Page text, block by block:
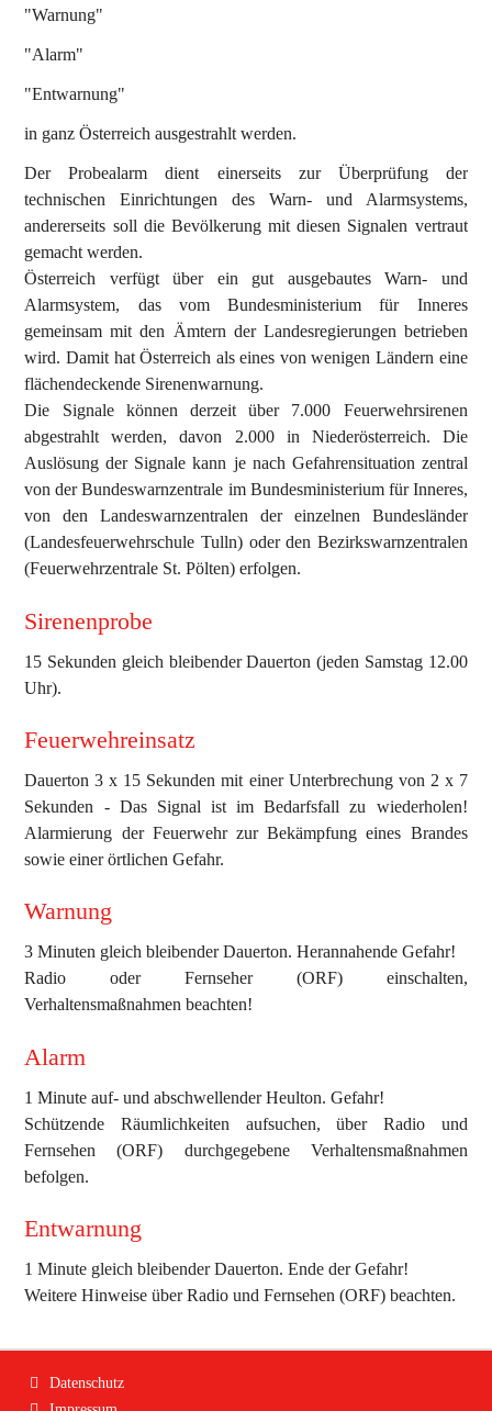
"Warnung"
"Alarm"
"Entwarnung"
in ganz Österreich ausgestrahlt werden.
Der Probealarm dient einerseits zur Überprüfung der
technischen Einrichtungen des Warn- und Alarmsystems,
andererseits soll die Bevölkerung mit diesen Signalen vertraut
gemacht werden.
Österreich verfügt über ein gut ausgebautes Warn- und
Alarmsystem, das vom Bundesministerium für Inneres
gemeinsam mit den Ämtern der Landesregierungen betrieben
wird. Damit hat Österreich als eines von wenigen Ländern eine
flächendeckende Sirenenwarnung.
Die Signale können derzeit über 7.000 Feuerwehrsirenen
abgestrahlt werden, davon 2.000 in Niederösterreich. Die
Auslösung der Signale kann je nach Gefahrensituation zentral
von der Bundeswarnzentrale im Bundesministerium für Inneres,
von den Landeswarnzentralen der einzelnen Bundesländer
(Landesfeuerwehrschule Tulln) oder den Bezirkswarnzentralen
(Feuerwehrzentrale St. Pölten) erfolgen.
Sirenenprobe
15 Sekunden gleich bleibender Dauerton (jeden Samstag 12.00
Uhr).
Feuerwehreinsatz
Dauerton 3 x 15 Sekunden mit einer Unterbrechung von 2 x 7
Sekunden - Das Signal ist im Bedarfsfall zu wiederholen!
Alarmierung der Feuerwehr zur Bekämpfung eines Brandes
sowie einer örtlichen Gefahr.
Warnung
3 Minuten gleich bleibender Dauerton. Herannahende Gefahr!
Radio oder Fernseher (ORF) einschalten,
Verhaltensmaßnahmen beachten!
Alarm
1 Minute auf- und abschwellender Heulton. Gefahr!
Schützende Räumlichkeiten aufsuchen, über Radio und
Fernsehen (ORF) durchgegebene Verhaltensmaßnahmen
befolgen.
Entwarnung
1 Minute gleich bleibender Dauerton. Ende der Gefahr!
Weitere Hinweise über Radio und Fernsehen (ORF) beachten.
Navigation
Datenschutz